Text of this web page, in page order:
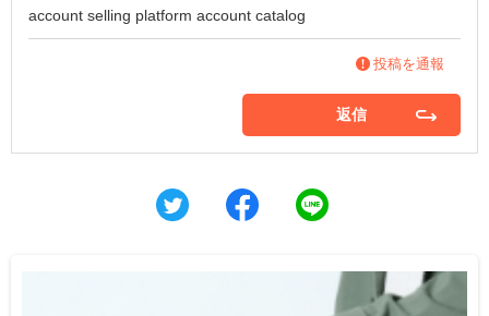
account selling platform account catalog
投稿を通報
返信